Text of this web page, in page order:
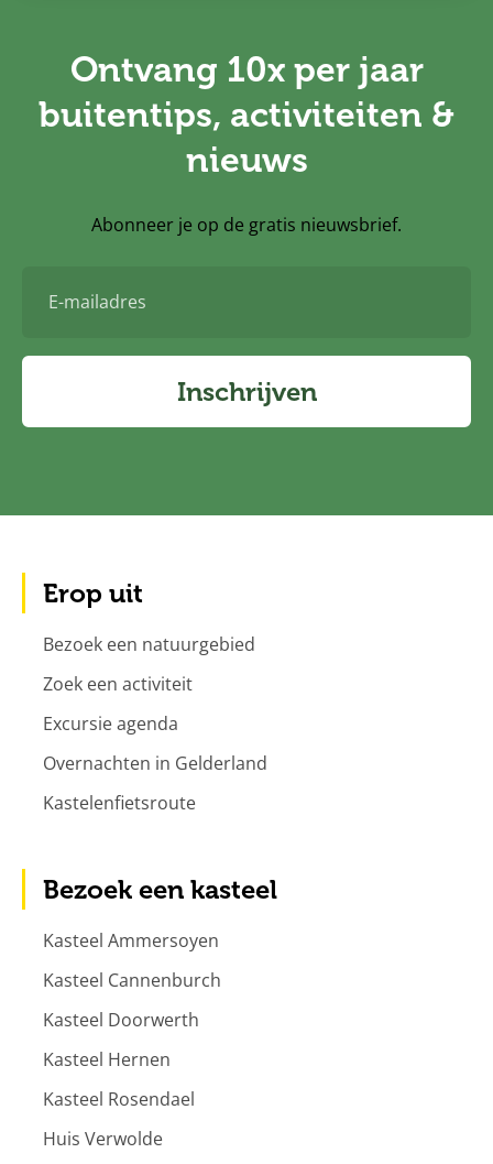
Ontvang 10x per jaar
buitentips, activiteiten &
nieuws
Abonneer je op de gratis nieuwsbrief.
mailadres
Inschrijven
Erop uit
Bezoek een natuurgebied
Zoek een activiteit
Excursie agenda
Overnachten in Gelderland
Kastelenfietsroute
Bezoek een kasteel
Kasteel Ammersoyen
Kasteel Cannenburch
Kasteel Doorwerth
Kasteel Hernen
Kasteel Rosendael
Huis Verwolde